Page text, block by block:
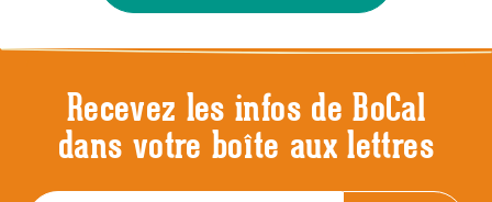
Recevez les infos de BoCal
dans votre boîte aux lettres